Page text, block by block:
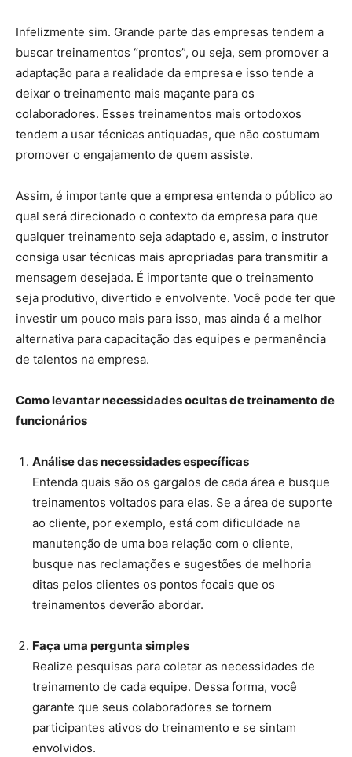
Infelizmente sim. Grande parte das empresas tendem a
buscar treinamentos “prontos”, ou seja, sem promover a
adaptação para a realidade da empresa e isso tende a
deixar o treinamento mais maçante para os
colaboradores. Esses treinamentos mais ortodoxos
tendem a usar técnicas antiquadas, que não costumam
promover o engajamento de quem assiste.
Assim, é importante que a empresa entenda o público ao
qual será direcionado o contexto da empresa para que
qualquer treinamento seja adaptado e, assim, o instrutor
consiga usar técnicas mais apropriadas para transmitir a
mensagem desejada. É importante que o treinamento
seja produtivo, divertido e envolvente. Você pode ter que
investir um pouco mais para isso, mas ainda é a melhor
alternativa para capacitação das equipes e permanência
de talentos na empresa.
Como levantar necessidades ocultas de treinamento de
funcionários
Análise das necessidades específicas
Entenda quais são os gargalos de cada área e busque
treinamentos voltados para elas. Se a área de suporte
ao cliente, por exemplo, está com dificuldade na
manutenção de uma boa relação com o cliente,
busque nas reclamações e sugestões de melhoria
ditas pelos clientes os pontos focais que os
treinamentos deverão abordar.
Faça uma pergunta simples
Realize pesquisas para coletar as necessidades de
treinamento de cada equipe. Dessa forma, você
garante que seus colaboradores se tornem
participantes ativos do treinamento e se sintam
envolvidos.